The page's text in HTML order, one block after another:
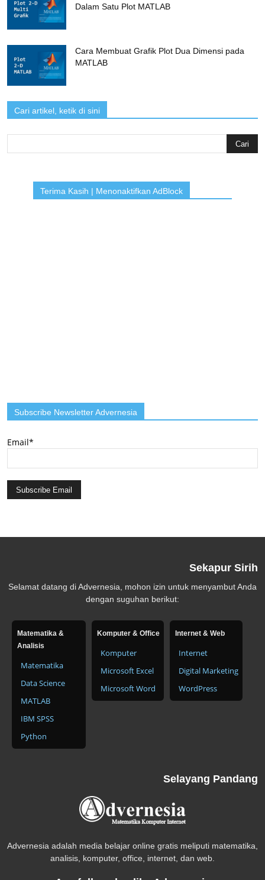
Dalam Satu Plot MATLAB
Cara Membuat Grafik Plot Dua Dimensi pada
MATLAB
Cari artikel, ketik di sini
for:
Terima Kasih | Menonaktifkan AdBlock
Subscribe Newsletter Advernesia
Email*
Sekapur Sirih
Selamat datang di Advernesia, mohon izin untuk menyambut Anda
dengan suguhan berikut:
Matematika &
Analisis
Matematika
Data Science
MATLAB
IBM SPSS
Python
Komputer & Office
Komputer
Microsoft Excel
Microsoft Word
Internet & Web
Internet
Digital Marketing
WordPress
Selayang Pandang
Advernesia adalah media belajar online gratis meliputi matematika,
analisis, komputer, office, internet, dan web.